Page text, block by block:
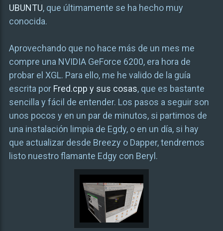
UBUNTU, que últimamente se ha hecho muy
conocida.
Aprovechando que no hace más de un mes me
compre una NVIDIA GeForce 6200, era hora de
probar el XGL. Para ello, me he valido de la guía
escrita por Fred.cpp y sus cosas, que es bastante
sencilla y fácil de entender. Los pasos a seguir son
unos pocos y en un par de minutos, si partimos de
una instalación limpia de Egdy, o en un día, si hay
que actualizar desde Breezy o Dapper, tendremos
listo nuestro flamante Edgy con Beryl.